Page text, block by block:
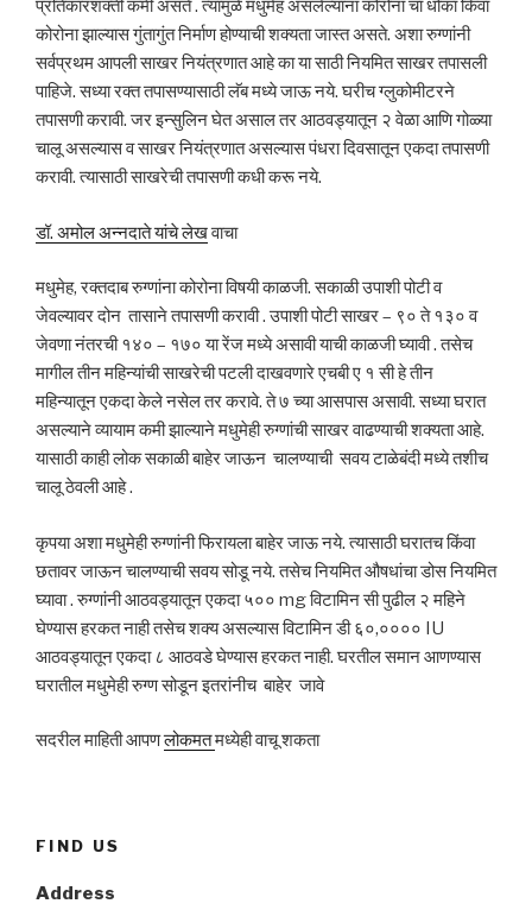
प्रतिकारशक्ती कमी असते . त्यामुळे मधुमेह असलेल्यांना कोरोना चा धोका किंवा
कोरोना झाल्यास गुंतागुंत निर्माण होण्याची शक्यता जास्त असते. अशा रुग्णांनी
सर्वप्रथम आपली साखर नियंत्रणात आहे का या साठी नियमित साखर तपासली
पाहिजे. सध्या रक्त तपासण्यासाठी लॅब मध्ये जाऊ नये. घरीच ग्लुकोमीटरने
तपासणी करावी. जर इन्सुलिन घेत असाल तर आठवड्यातून २ वेळा आणि गोळ्या
चालू असल्यास व साखर नियंत्रणात असल्यास पंधरा दिवसातून एकदा तपासणी
करावी. त्यासाठी साखरेची तपासणी कधी करू नये.
डॉ. अमोल अन्नदाते यांचे लेखवाचा
मधुमेह, रक्तदाब रुग्णांना कोरोना विषयी काळजी. सकाळी उपाशी पोटी व
जेवल्यावर दोन तासाने तपासणी करावी . उपाशी पोटी साखर – ९० ते १३० व
जेवणा नंतरची १४० – १७० या रेंज मध्ये असावी याची काळजी घ्यावी . तसेच
मागील तीन महिन्यांची साखरेची पटली दाखवणारे एचबी ए १ सी हे तीन
महिन्यातून एकदा केले नसेल तर करावे. ते ७ च्या आसपास असावी. सध्या घरात
असल्याने व्यायाम कमी झाल्याने मधुमेही रुग्णांची साखर वाढण्याची शक्यता आहे.
यासाठी काही लोक सकाळी बाहेर जाऊन चालण्याची सवय टाळेबंदी मध्ये तशीच
चालू ठेवली आहे .
कृपया अशा मधुमेही रुग्णांनी फिरायला बाहेर जाऊ नये. त्यासाठी घरातच किंवा
छतावर जाऊन चालण्याची सवय सोडू नये. तसेच नियमित औषधांचा डोस नियमित
घ्यावा . रुग्णांनी आठवड्यातून एकदा ५०० mg विटामिन सी पुढील २ महिने
घेण्यास हरकत नाही तसेच शक्य असल्यास विटामिन डी ६०,०००० IU
आठवड्यातून एकदा ८ आठवडे घेण्यास हरकत नाही. घरतील समान आणण्यास
घरातील मधुमेही रुग्ण सोडून इतरांनीच बाहेर जावे
सदरील माहिती आपणलोकमतमध्येही वाचू शकता
FIND US
Address